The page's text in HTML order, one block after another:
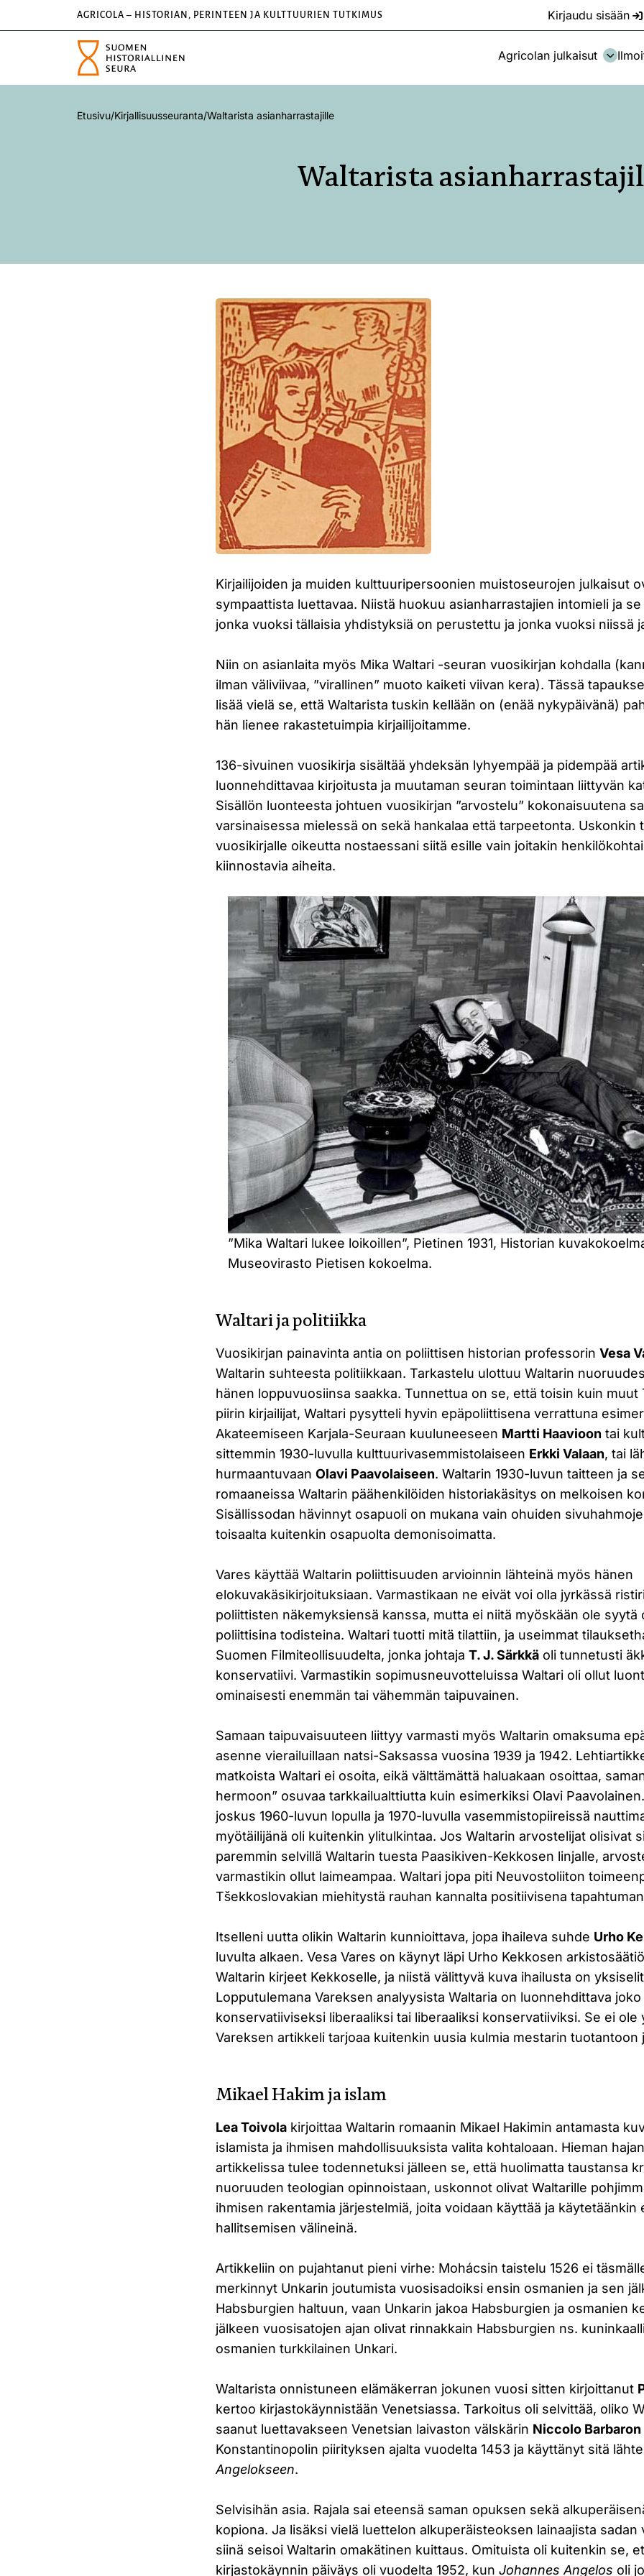
AGRICOLA – HISTORIAN, PERINTEEN JA KULTTUURIEN TUTKIMUS Kirjaudu sisään
Agricolan julkaisut
Etusivu/Kirjallisuusseuranta/Waltarista asianharrastajille
Waltarista
Kirjailijoiden ja muiden kulttuuripersoonien muistoseurojen julkaisut
sympaattista luettavaa. Niistä huokuu asianharrastajien intomieli ja se
jonka vuoksi tällaisia yhdistyksiä on perustettu ja jonka vuoksi niissä
Niin on asianlaita myös Mika Waltari -seuran vuosikirjan kohdalla
ilman väliviivaa, ”virallinen” muoto kaiketi viivan kera). Tässä
lisää vielä se, että Waltarista tuskin kellään on (enää nykypäivänä)
hän lienee rakastetuimpia kirjailijoitamme.
136-sivuinen vuosikirja sisältää yhdeksän lyhyempää ja pidempää
luonnehdittavaa kirjoitusta ja muutaman seuran toimintaan liittyvän
Sisällön luonteesta johtuen vuosikirjan ”arvostelu” kokonaisuutena
varsinaisessa mielessä on sekä hankalaa että tarpeetonta. Uskonkin
vuosikirjalle oikeutta nostaessani siitä esille vain joitakin
kiinnostavia aiheita.
”Mika Waltari lukee loikoillen”, Pietinen 1931, Historian
Museovirasto Pietisen kokoelma.
Waltari ja politiikka
Vuosikirjan painavinta antia on poliittisen historian professorinVesa
Waltarin suhteesta politiikkaan. Tarkastelu ulottuu Waltarin
hänen loppuvuosiinsa saakka. Tunnettua on se, että toisin kuin muut
piirin kirjailijat, Waltari pysytteli hyvin epäpoliittisena verrattuna
Akateemiseen Karjala-Seuraan kuuluneeseen Martti Haavioon tai
sittemmin 1930-luvulla kulttuurivasemmistolaiseen Erkki Valaan, tai
hurmaantuvaanOlavi Paavolaiseen. Waltarin 1930-luvun taitteen ja
romaaneissa Waltarin päähenkilöiden historiakäsitys on melkoisen
Sisällissodan hävinnyt osapuoli on mukana vain ohuiden
toisaalta kuitenkin osapuolta demonisoimatta.
Vares käyttää Waltarin poliittisuuden arvioinnin lähteinä myös hänen
elokuvakäsikirjoituksiaan. Varmastikaan ne eivät voi olla jyrkässä
poliittisten näkemyksiensä kanssa, mutta ei niitä myöskään ole syytä
poliittisina todisteina. Waltari tuotti mitä tilattiin, ja useimmat
Suomen Filmiteollisuudelta, jonka johtajaT. J. Särkkä oli tunnetusti
konservatiivi. Varmastikin sopimusneuvotteluissa Waltari oli ollut
ominaisesti enemmän tai vähemmän taipuvainen.
Samaan taipuvaisuuteen liittyy varmasti myös Waltarin omaksuma
asenne vierailuillaan natsi-Saksassa vuosina 1939 ja 1942.
matkoista Waltari ei osoita, eikä välttämättä haluakaan osoittaa,
hermoon” osuvaa tarkkailualttiutta kuin esimerkiksi Olavi
joskus 1960-luvun lopulla ja 1970-luvulla vasemmistopiireissä
myötäilijänä oli kuitenkin ylitulkintaa. Jos Waltarin arvostelijat olisivat
paremmin selvillä Waltarin tuesta Paasikiven-Kekkosen linjalle,
varmastikin ollut laimeampaa. Waltari jopa piti Neuvostoliiton
Tšekkoslovakian miehitystä rauhan kannalta positiivisena
Itselleni uutta olikin Waltarin kunnioittava, jopa ihaileva suhde Urho
luvulta alkaen. Vesa Vares on käynyt läpi Urho Kekkosen
Waltarin kirjeet Kekkoselle, ja niistä välittyvä kuva ihailusta on
Lopputulemana Vareksen analyysista Waltaria on luonnehdittava joko
konservatiiviseksi liberaaliksi tai liberaaliksi konservatiiviksi. Se ei ole
Vareksen artikkeli tarjoaa kuitenkin uusia kulmia mestarin tuotantoon
Mikael Hakim ja islam
Lea Toivola kirjoittaa Waltarin romaanin Mikael Hakimin antamasta
islamista ja ihmisen mahdollisuuksista valita kohtaloaan. Hieman
artikkelissa tulee todennetuksi jälleen se, että huolimatta taustansa
nuoruuden teologian opinnoistaan, uskonnot olivat Waltarille
ihmisen rakentamia järjestelmiä, joita voidaan käyttää ja käytetäänkin
hallitsemisen välineinä.
Artikkeliin on pujahtanut pieni virhe: Mohácsin taistelu 1526 ei
merkinnyt Unkarin joutumista vuosisadoiksi ensin osmanien ja sen
Habsburgien haltuun, vaan Unkarin jakoa Habsburgien ja osmanien
jälkeen vuosisatojen ajan olivat rinnakkain Habsburgien ns.
osmanien turkkilainen Unkari.
Waltarista onnistuneen elämäkerran jokunen vuosi sitten kirjoittanut
kertoo kirjastokäynnistään Venetsiassa. Tarkoitus oli selvittää, oliko
saanut luettavakseen Venetsian laivaston välskärin Niccolo Barbaron
Konstantinopolin piirityksen ajalta vuodelta 1453 ja käyttänyt sitä
Angelokseen.
Selvisihän asia. Rajala sai eteensä saman opuksen sekä
kopiona. Ja lisäksi vielä luettelon alkuperäisteoksen lainaajista sadan
siinä seisoi Waltarin omakätinen kuittaus. Omituista oli kuitenkin se,
kirjastokäynnin päiväys oli vuodelta 1952, kunJohannes Angelos oli